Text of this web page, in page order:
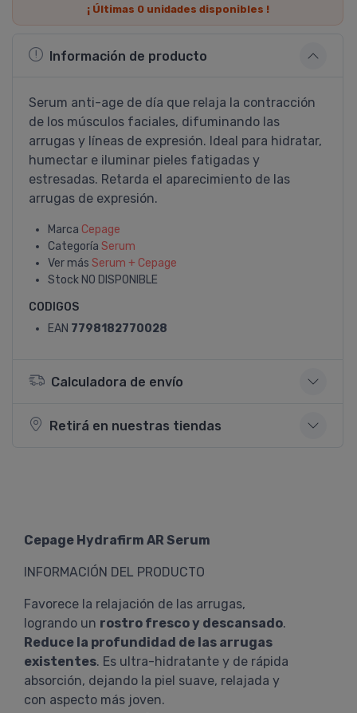
¡ Últimas 0unidades disponibles !
Información de producto
Serum anti-age de dí­a que relaja la contracción
de los músculos faciales, difuminando las
arrugas y lí­neas de expresión. Ideal para hidratar,
humectar e iluminar pieles fatigadas y
estresadas. Retarda el aparecimiento de las
arrugas de expresión.
Marca Cepage
Categoría Serum
Ver más Serum + Cepage
Stock NO DISPONIBLE
CODIGOS
EAN 7798182770028
Calculadora de envío
Retirá en nuestras tiendas
Cepage Hydrafirm AR Serum
INFORMACIÓN DEL PRODUCTO
Favorece la relajación de las arrugas,
logrando un rostro fresco y descansado.
Reduce la profundidad de las arrugas
existentes. Es ultra-hidratante y de rápida
absorción, dejando la piel suave, relajada y
con aspecto más joven.